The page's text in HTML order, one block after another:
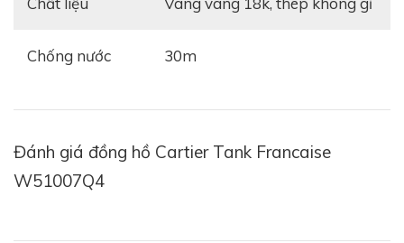
Chống nước 30m
Đánh giá đồng hồ Cartier Tank Francaise
W51007Q4